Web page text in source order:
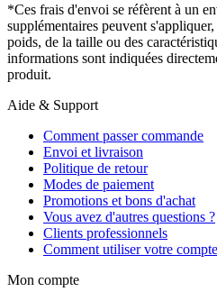
*Ces frais d'envoi se réfèrent à un
supplémentaires peuvent
poids, de la taille ou des
informations sont indiquées
produit.
Aide & Support
Comment passer commande
Envoi et livraison
Politique de retour
Modes de paiement
Promotions et bons d'achat
Vous avez d'autres questions ?
Clients professionnels
Comment utiliser votre compte
Mon compte